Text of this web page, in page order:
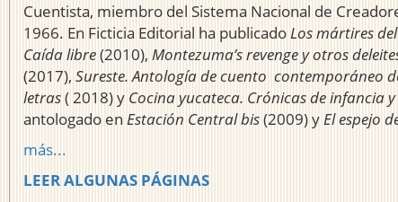
Cuentista, miembro del Sistema Nacional de
1966. En Ficticia Editorial ha publicadoLos mártires
Caída libre(2010), Montezuma’s revenge y otros
(2017), Sureste. Antología de cuento contemporáneo
letras( 2018) y Cocina yucateca. Crónicas de infancia
antologado en Estación Central bis(2009) yEl espejo
más...
LEER ALGUNAS PÁGINAS